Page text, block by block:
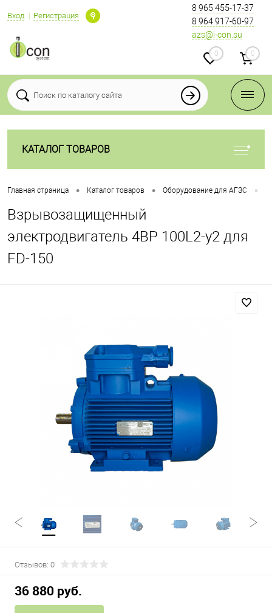
Вход Регистрация
8 965 455-17-37
8 964 917-60-97
azs@i-con.su
0 0
КАТАЛОГ ТОВАРОВ
Главная страница • Каталог товаров • Оборудование для АГЗС •
Взрывозащищенный
электродвигатель 4ВР 100L2-y2 для
FD-150
Отзывов: 0
36 880 руб.